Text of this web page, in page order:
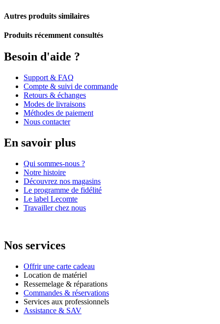
Autres produits similaires
Produits récemment consultés
Besoin d'aide ?
Support & FAQ
Compte & suivi de commande
Retours & échanges
Modes de livraisons
Méthodes de paiement
Nous contacter
En savoir plus
Qui sommes-nous ?
Notre histoire
Découvrez nos magasins
Le programme de fidélité
Le label Lecomte
Travailler chez nous
Nos services
Offrir une carte cadeau
Location de matériel
Ressemelage & réparations
Commandes & réservations
Services aux professionnels
Assistance & SAV